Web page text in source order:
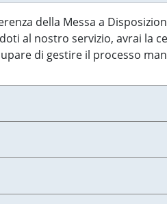
della Messa a
al nostro servizio, avrai la
di gestire il processo